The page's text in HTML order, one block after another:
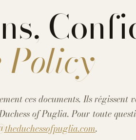
Policy
ces documents. Ils régissent
of Puglia. Pour toute
.